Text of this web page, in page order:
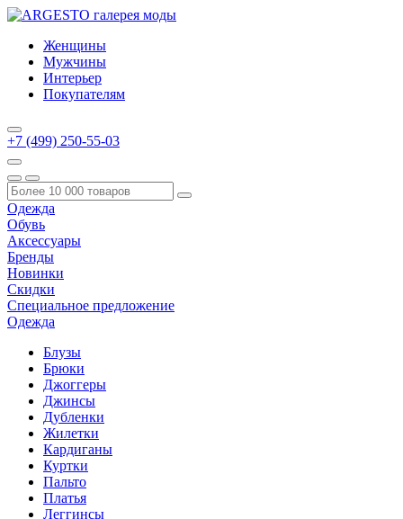
Женщины
Мужчины
Интерьер
Покупателям
+7 (499) 250-55-03
Одежда
Обувь
Аксессуары
Бренды
Новинки
Скидки
Специальное предложение
Одежда
Блузы
Брюки
Джоггеры
Джинсы
Дубленки
Жилетки
Кардиганы
Куртки
Пальто
Платья
Леггинсы